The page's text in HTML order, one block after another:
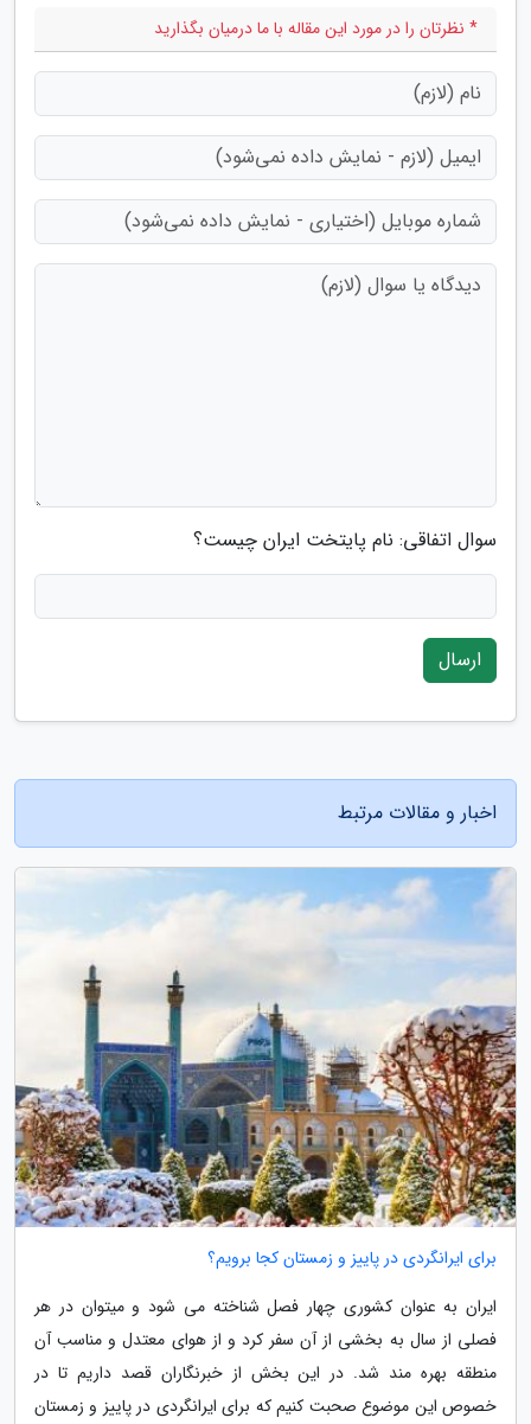
* نظرتان را در مورد این مقاله با ما درمیان بگذارید
سوال اتفاقی: نام پایتخت ایران چیست؟
ارسال
اخبار و مقالات مرتبط
برای ایرانگردی در پاییز و زمستان کجا برویم؟
ایران به عنوان کشوری چهار فصل شناخته می شود و میتوان در هر
فصلی از سال به بخشی از آن سفر کرد و از هوای معتدل و مناسب آن
منطقه بهره مند شد. در این بخش از خبرنگاران قصد داریم تا در
خصوص این موضوع صحبت کنیم که برای ایرانگردی در پاییز و زمستان